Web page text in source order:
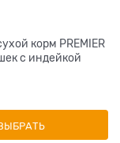
корм PREMIER
с индейкой